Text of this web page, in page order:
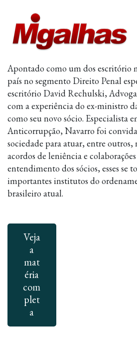
Apontado como um dos escritório
país no segmento Direito Penal
escritório David Rechulski,
com a experiência do ex-ministro
como seu novo sócio. Especialista
Anticorrupção, Navarro foi
sociedade para atuar, entre outros,
acordos de leniência e
entendimento dos sócios, esses se
importantes institutos do
brasileiro atual.
Veja
a
mat
éria
com
plet
a